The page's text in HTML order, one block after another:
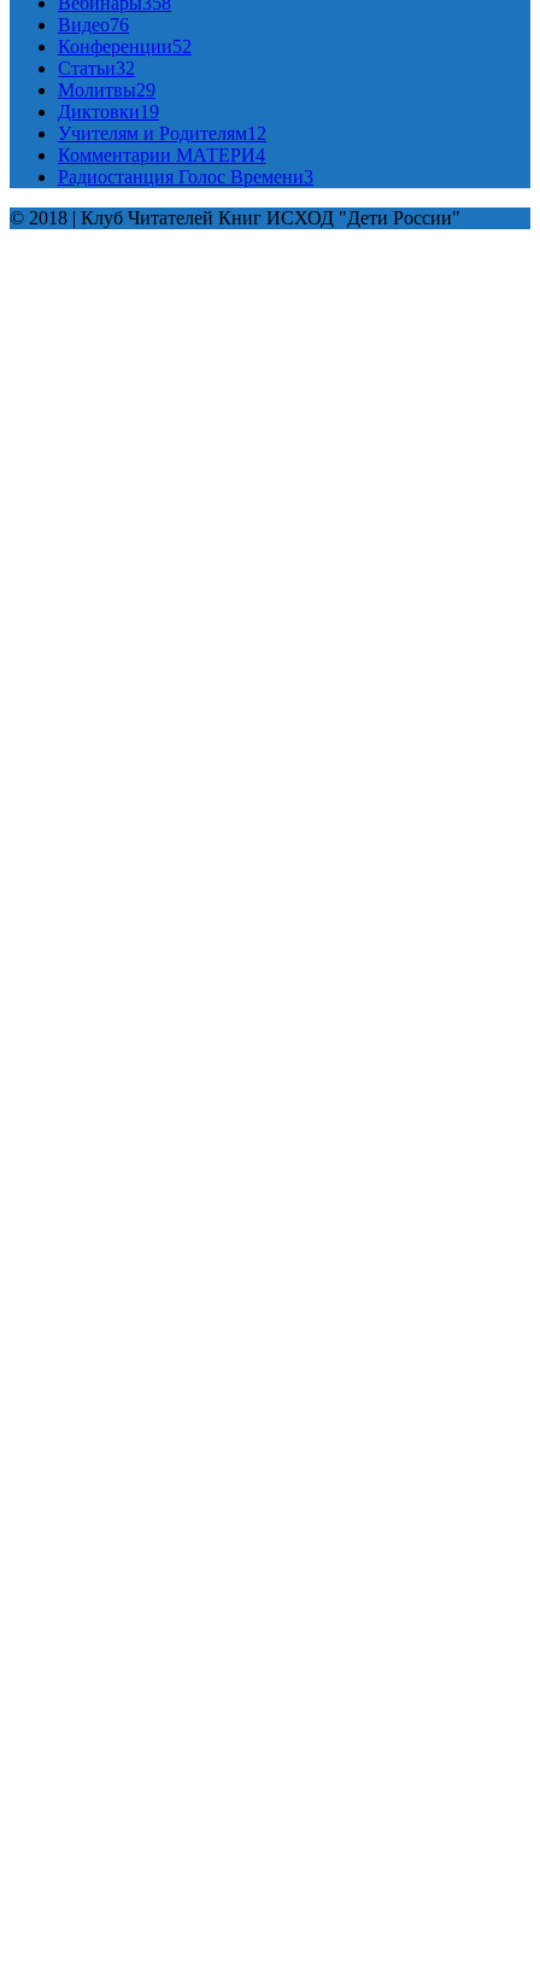
Видео76
Конференции52
Статьи32
Молитвы29
Диктовки19
Учителям и Родителям12
Комментарии МАТЕРИ4
Радиостанция Голос Времени3
© 2018 | Клуб Читателей Книг ИСХОД "Дети России"